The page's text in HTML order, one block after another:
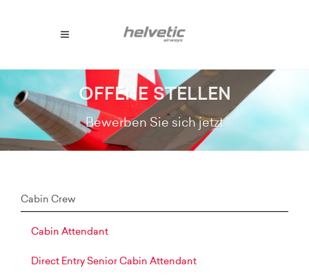
OFFENE STELLEN
Bewerben Sie sich jetzt
Cabin Crew
Cabin Attendant
Direct Entry Senior Cabin Attendant